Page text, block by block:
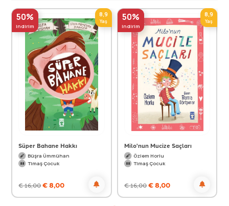
50%
indirim
8,9
Yaş
Süper Bahane Hakkı
Büşra Ümmühan
Timaş Çocuk
€16,00€8,00
50%
indirim
8,9
Yaş
Milo'nun Mucize Saçları
Özlem Horlu
Timaş Çocuk
€16,00€8,00